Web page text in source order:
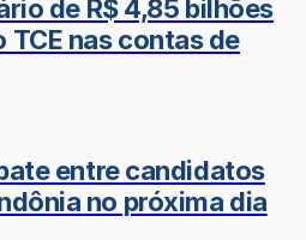
de R$ 4,85 bilhões
nas contas de
entre candidatos
no próxima dia